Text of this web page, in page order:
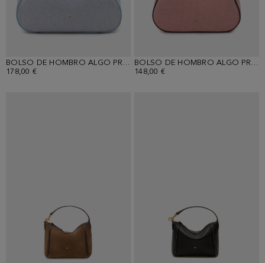
BOLSO DE HOMBRO ALGO PRESTADO
178,00 €
BOLSO DE HOMBRO ALGO PRESTADO
148,00 €